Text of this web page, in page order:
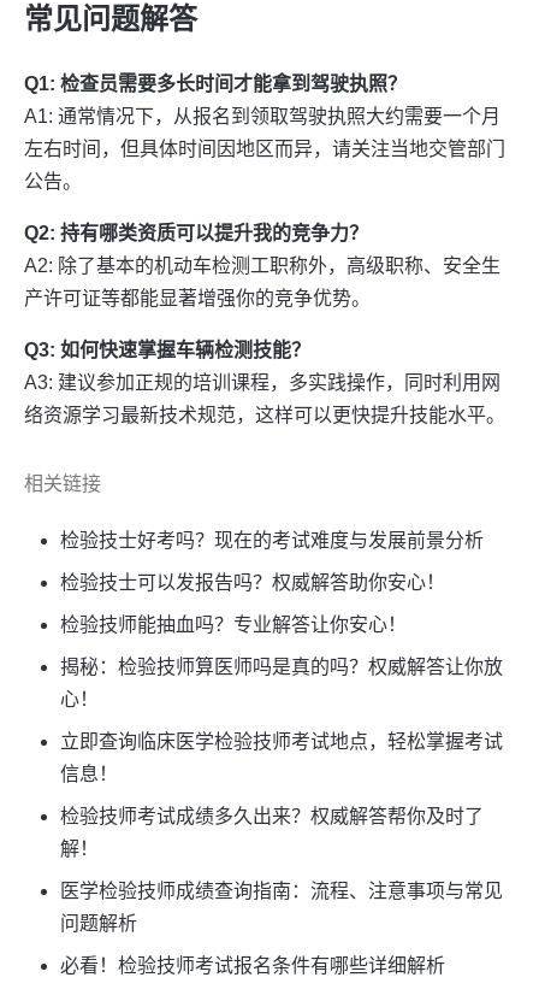
常见问题解答
Q1: 检查员需要多长时间才能拿到驾驶执照？
A1: 通常情况下，从报名到领取驾驶执照大约需要一个月
左右时间，但具体时间因地区而异，请关注当地交管部门
公告。
Q2: 持有哪类资质可以提升我的竞争力？
A2: 除了基本的机动车检测工职称外，高级职称、安全生
产许可证等都能显著增强你的竞争优势。
Q3: 如何快速掌握车辆检测技能？
A3: 建议参加正规的培训课程，多实践操作，同时利用网
络资源学习最新技术规范，这样可以更快提升技能水平。
相关链接
检验技士好考吗？现在的考试难度与发展前景分析
检验技士可以发报告吗？权威解答助你安心！
检验技师能抽血吗？专业解答让你安心！
揭秘：检验技师算医师吗是真的吗？权威解答让你放
心！
立即查询临床医学检验技师考试地点，轻松掌握考试
信息！
检验技师考试成绩多久出来？权威解答帮你及时了
解！
医学检验技师成绩查询指南：流程、注意事项与常见
问题解析
必看！检验技师考试报名条件有哪些详细解析